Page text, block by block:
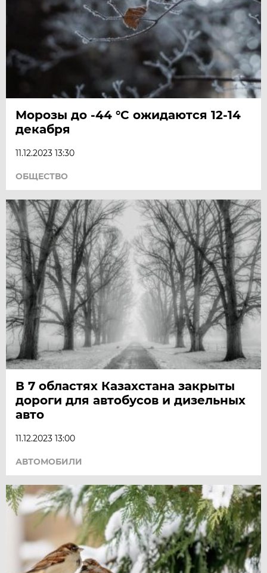
Морозы до -44 °C ожидаются 12-14
декабря
11.12.2023 13:30
ОБЩЕСТВО
В 7 областях Казахстана закрыты
дороги для автобусов и дизельных
авто
11.12.2023 13:00
АВТОМОБИЛИ